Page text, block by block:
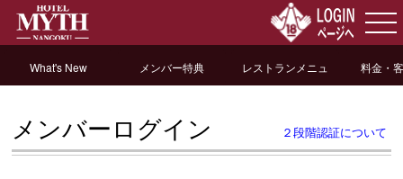
What's New メンバー特典 レストランメニュ 料金・
メンバーログイン ２段階認証について